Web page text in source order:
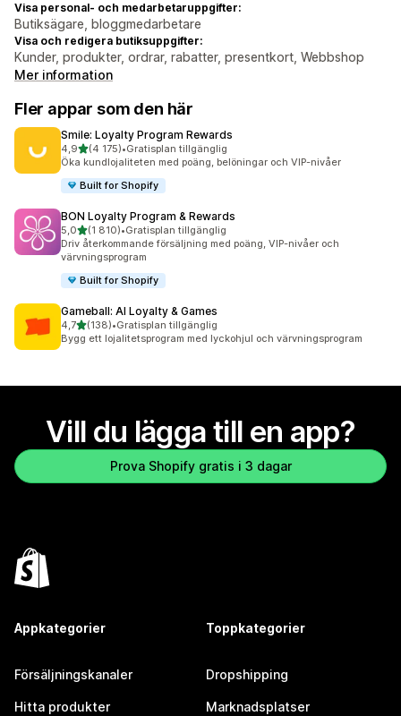
Visa personal- och medarbetaruppgifter:
Butiksägare, bloggmedarbetare
Visa och redigera butiksuppgifter:
Kunder, produkter, ordrar, rabatter, presentkort, Webbshop
Mer information
Fler appar som den här
Smile: Loyalty Program Rewards
4,9av 5 stjärnor
(4 175)
4175 recensioner totalt
•Gratisplan tillgänglig
Öka kundlojaliteten med poäng, belöningar och VIP-nivåer
Built for Shopify
BON Loyalty Program & Rewards
5,0av 5 stjärnor
(1 810)
1810 recensioner totalt
•Gratisplan tillgänglig
Driv återkommande försäljning med poäng, VIP-nivåer och
värvningsprogram
Built for Shopify
Gameball: AI Loyalty & Games
4,7av 5 stjärnor
(138)
138 recensioner totalt
•Gratisplan tillgänglig
Bygg ett lojalitetsprogram med lyckohjul och värvningsprogram
Vill du lägga till en app?
Prova Shopify gratis i 3 dagar
Appkategorier
Försäljningskanaler
Hitta produkter
Toppkategorier
Dropshipping
Marknadsplatser